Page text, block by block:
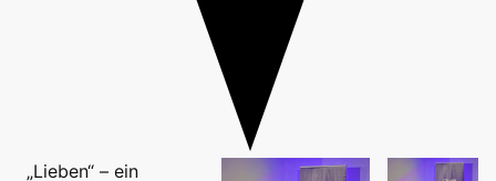
„Lieben“ – ein